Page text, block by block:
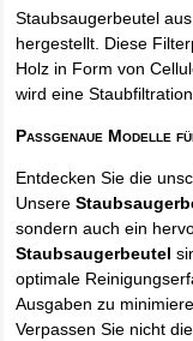
Staubsaugerbeutel
hergestellt. Diese
Holz in Form von
wird eine
Passgenaue Modelle
Entdecken Sie die
Unsere
sondern auch ein
Staubsaugerbeutel
optimale
Ausgaben zu
Verpassen Sie nicht